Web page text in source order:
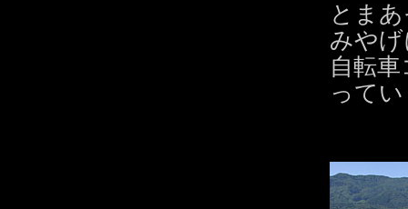
とま
みや
自転
って